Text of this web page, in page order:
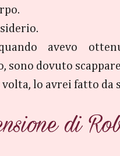
avevo
sono dovuto
volta, lo avrei fatto da